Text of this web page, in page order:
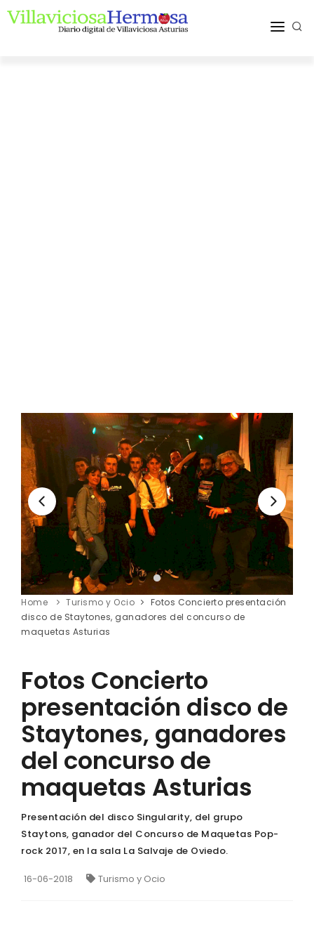
Home Turismo y Ocio
Fotos Concierto presentación
disco de Staytones, ganadores del concurso de
maquetas Asturias
Fotos Concierto
presentación disco de
Staytones, ganadores
del concurso de
maquetas Asturias
Presentación del disco Singularity, del grupo
Staytons, ganador del Concurso de Maquetas Pop-
rock 2017, en la sala La Salvaje de Oviedo.
16-06-2018 Turismo y Ocio